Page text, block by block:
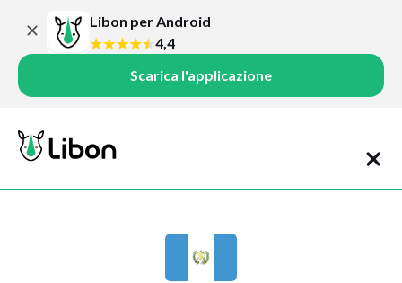
Libon per Android
4,4
Scarica l'applicazione